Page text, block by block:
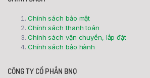
Chính sách bảo mật
Chính sách thanh toán
Chính sách vận chuyển, lắp đặt
Chính sách bảo hành
CÔNG TY CỔ PHẦN BNQ